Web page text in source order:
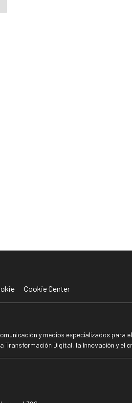
Cookie Center
y medios especializados
Digital, la Innovación y el